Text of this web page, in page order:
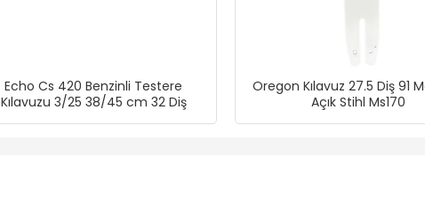
Echo Cs 420 Benzinli Testere
Kılavuzu 3/25 38/45 cm 32 Diş
Oregon Kılavuz 27.5 Diş 91
Açık Stihl Ms170